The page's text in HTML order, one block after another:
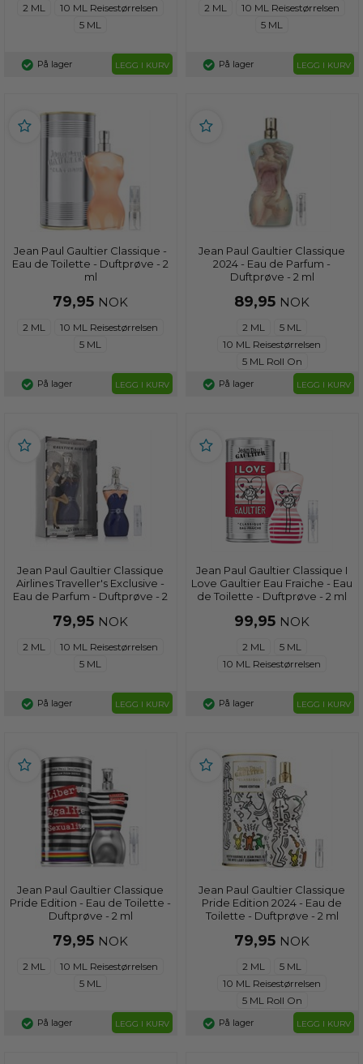
2 ML
10 ML Reisestørrelsen
5 ML
På lager LEGG I KURV
2 ML
10 ML Reisestørrelsen
5 ML
På lager LEGG I KURV
Jean Paul Gaultier Classique -
Eau de Toilette - Duftprøve - 2
ml
79,95 NOK
2 ML
10 ML Reisestørrelsen
5 ML
På lager LEGG I KURV
Jean Paul Gaultier Classique
2024 - Eau de Parfum -
Duftprøve - 2 ml
89,95 NOK
2 ML
5 ML
10 ML Reisestørrelsen
5 ML Roll On
På lager LEGG I KURV
Jean Paul Gaultier Classique
Airlines Traveller's Exclusive -
Eau de Parfum - Duftprøve - 2
79,95 NOK
2 ML
10 ML Reisestørrelsen
5 ML
På lager LEGG I KURV
Jean Paul Gaultier Classique I
Love Gaultier Eau Fraiche - Eau
de Toilette - Duftprøve - 2 ml
99,95 NOK
2 ML
5 ML
10 ML Reisestørrelsen
På lager LEGG I KURV
Jean Paul Gaultier Classique
Pride Edition - Eau de Toilette -
Duftprøve - 2 ml
79,95 NOK
2 ML
10 ML Reisestørrelsen
5 ML
På lager LEGG I KURV
Jean Paul Gaultier Classique
Pride Edition 2024 - Eau de
Toilette - Duftprøve - 2 ml
79,95 NOK
2 ML
5 ML
10 ML Reisestørrelsen
5 ML Roll On
På lager LEGG I KURV